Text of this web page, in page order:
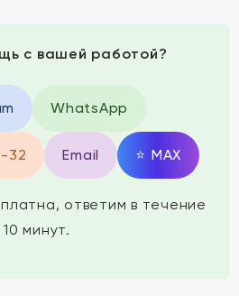
с вашей работой?
WhatsApp
32 Email ⭐ MAX
ответим в течение
10 минут.